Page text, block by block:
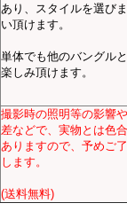
あり、スタイルを選び
い頂けます。
単体でも他のバングル
楽しみ頂けます。
撮影時の照明等の影響
差などで、実物とは色
ありますので、予めご
します。
(送料無料)